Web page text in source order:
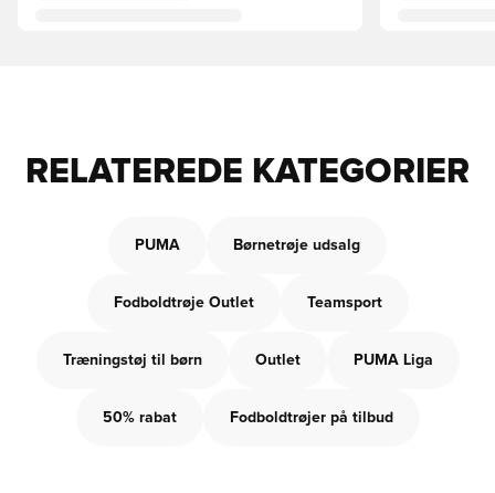
RELATEREDE KATEGORIER
PUMA Børnetrøje udsalg
Fodboldtrøje Outlet Teamsport
Træningstøj til børn Outlet PUMA Liga
50% rabat Fodboldtrøjer på tilbud